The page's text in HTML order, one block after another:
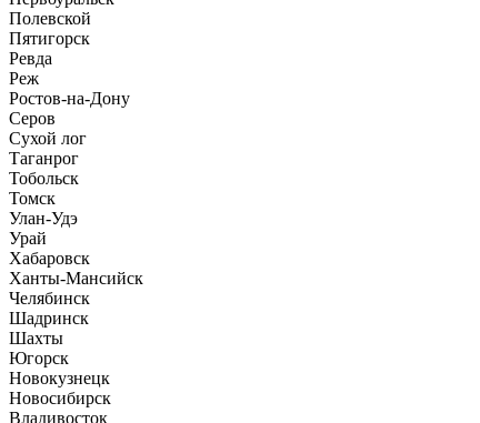
Полевской
Пятигорск
Ревда
Реж
Ростов-на-Дону
Серов
Сухой лог
Таганрог
Тобольск
Томск
Улан-Удэ
Урай
Хабаровск
Ханты-Мансийск
Челябинск
Шадринск
Шахты
Югорск
Новокузнецк
Новосибирск
Владивосток